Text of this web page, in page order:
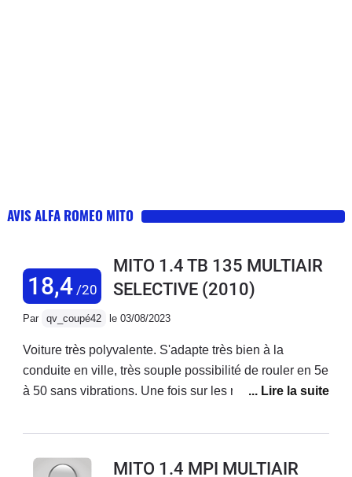
AVIS ALFA ROMEO MITO
18,4/20
MITO 1.4 TB 135 MULTIAIR
SELECTIVE (2010)
Par qv_coupé42 le 03/08/2023
Voiture très polyvalente. S'adapte très bien à la
conduite en ville, très souple possibilité de rouler en 5e
à 50 sans vibrations. Une fois sur les routes de
voiture est imaginée pour cela. Tenue de route
vrai plaisir de conduite. Sur l'autoroute, bien sûr, elle
MITO 1.4 MPI MULTIAIR